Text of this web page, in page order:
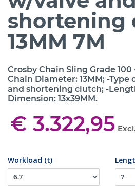
shortening
13MM 7M
Crosby Chain Sling Grade
Chain Diameter: 13MM; -Type
and shortening clutch; -
Dimension: 13x39MM.
€ 3.322,95
Workload (t)